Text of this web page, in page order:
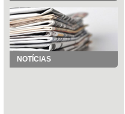
NOTÍCIAS